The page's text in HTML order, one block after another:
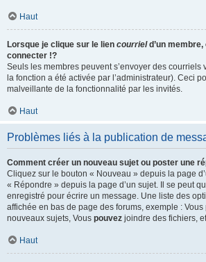
Haut
Lorsque je clique sur le lien courrield’un membre,
connecter !?
Seuls les membres peuvent s’envoyer des courriels
la fonction a été activée par l’administrateur). Ceci
malveillante de la fonctionnalité par les invités.
Haut
Problèmes liés à la publication de
Comment créer un nouveau sujet ou poster une
Cliquez sur le bouton « Nouveau » depuis la page
« Répondre » depuis la page d’un sujet. Il se peut
enregistré pour écrire un message. Une liste des
affichée en bas de page des forums, exemple : Vous
nouveaux sujets, Vous pouvez joindre des fichiers,
Haut